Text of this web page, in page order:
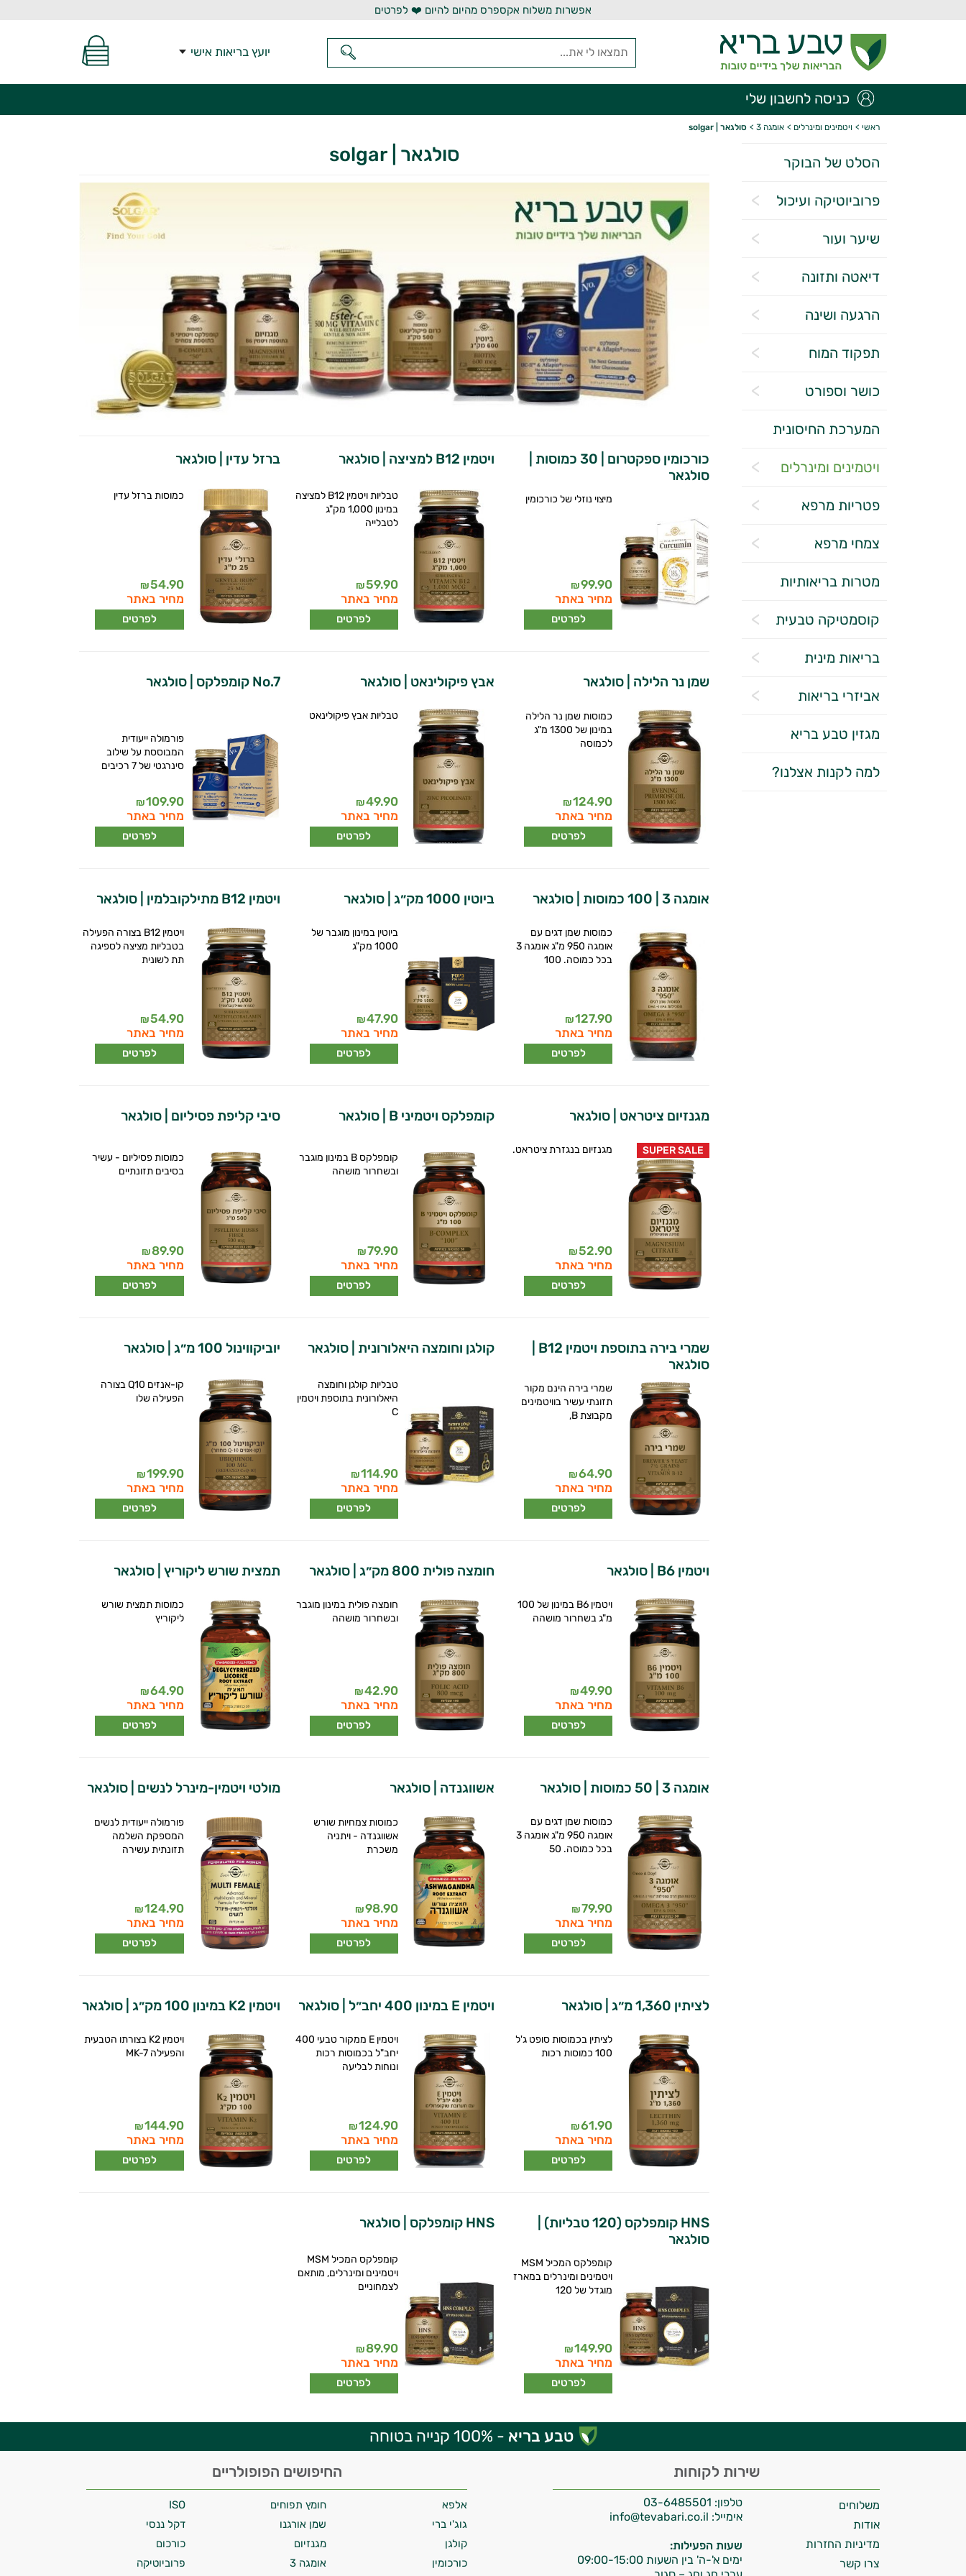
אפשרות משלוח אקספרס מהיום להיום ❤️ לפרטים
יועץ בריאות אישי
כניסה לחשבון שלי
ראשי > ויטמינים ומינרלים > אומגה 3 > סולגאר | solgar
הסלט של הבוקר
פרוביוטיקה ועיכול
שיער ועור
דיאטה ותזונה
הרגעה ושינה
תפקוד המוח
כושר וספורט
המערכת החיסונית
ויטמינים ומינרלים
פטריות מרפא
צמחי מרפא
מטרות בריאותיות
קוסמטיקה טבעית
בריאות מינית
אביזרי בריאות
מגזין טבע בריא
למה לקנות אצלנו?
סולגאר | solgar
כורכומין ספקטרום | 30 כמוסות |
סולגאר
מיצוי נוזלי של כורכומין
99.90
₪
מחיר באתר
לפרטים
ויטמין B12 למציצה | סולגאר
טבליות ויטמין B12 למציצה
במינון 1,000 מק"ג
לטבלייה
59.90
₪
מחיר באתר
לפרטים
ברזל עדין | סולגאר
כמוסות ברזל עדין
54.90
₪
מחיר באתר
לפרטים
שמן נר הלילה | סולגאר
כמוסות שמן נר הלילה
במינון של 1300 מ"ג
לכמוסה
124.90
₪
מחיר באתר
לפרטים
אבץ פיקולינאט | סולגאר
טבליות אבץ פיקולינאט
49.90
₪
מחיר באתר
לפרטים
No.7 קומפלקס | סולגאר
פורמולה ייעודית
המבוססת על שילוב
סינרגטי של 7 רכיבים
109.90
₪
מחיר באתר
לפרטים
אומגה 3 | 100 כמוסות | סולגאר
כמוסות שמן דגים עם
אומגה 950 מ"ג אומגה 3
בכל כמוסה. 100
127.90
₪
מחיר באתר
לפרטים
ביוטין 1000 מק״ג | סולגאר
ביוטין במינון מוגבר של
1000 מק"ג
47.90
₪
מחיר באתר
לפרטים
ויטמין B12 מתילקובלמין | סולגאר
ויטמין B12 בצורה הפעילה
בטבליות מציצה לספיגה
תת לשונית
54.90
₪
מחיר באתר
לפרטים
מגנזיום ציטראט | סולגאר
SUPER SALE מגנזיום בנגזרת ציטראט.
52.90
₪
מחיר באתר
לפרטים
קומפלקס ויטמיני B | סולגאר
קומפלקס B במינון מוגבר
ובשחרור מושהה
79.90
₪
מחיר באתר
לפרטים
סיבי קליפת פסיליום | סולגאר
כמוסות פסיליום - עשיר
בסיבים תזונתיים
89.90
₪
מחיר באתר
לפרטים
סולגאר
שמרי בירה הינם מקור
תזונתי עשיר בוויטמינים
מקבוצת B,
64.90
₪
מחיר באתר
לפרטים
קולגן וחומצה היאלורונית | סולגאר
טבליות קולגן וחומצה
היאלורונית בתוספת ויטמין
C
114.90
₪
מחיר באתר
לפרטים
יוביקווינול 100 מ״ג | סולגאר
קו-אנזים Q10 בצורה
הפעילה שלו
199.90
₪
מחיר באתר
לפרטים
ויטמין B6 | סולגאר
ויטמין B6 במינון של 100
מ"ג בשחרור מושהה
49.90
₪
מחיר באתר
לפרטים
חומצה פולית 800 מק״ג | סולגאר
חומצה פולית במינון מוגבר
ובשחרור מושהה
42.90
₪
מחיר באתר
לפרטים
תמצית שורש ליקוריץ | סולגאר
כמוסות תמצית שורש
ליקוריץ
64.90
₪
מחיר באתר
לפרטים
אומגה 3 | 50 כמוסות | סולגאר
כמוסות שמן דגים עם
אומגה 950 מ"ג אומגה 3
בכל כמוסה. 50
79.90
₪
מחיר באתר
לפרטים
אשווגנדה | סולגאר
כמוסות צמחיות שורש
אשווגנדה - ויתניה
משכרת
98.90
₪
מחיר באתר
לפרטים
מולטי ויטמין-מינרל לנשים | סולגאר
פורמולה ייעודית לנשים
המספקת השלמה
תזונתית עשירה
124.90
₪
מחיר באתר
לפרטים
לציתין 1,360 מ״ג | סולגאר
לציתין בכמוסות סופט ג'ל
100 כמוסות רכות
61.90
₪
מחיר באתר
לפרטים
ויטמין E במינון 400 יחב״ל | סולגאר
ויטמין E ממקור טבעי 400
יחב"ל בכמוסות רכות
ונוחות לבליעה
124.90
₪
מחיר באתר
לפרטים
ויטמין K2 במינון 100 מק״ג | סולגאר
ויטמין K2 בצורתו הטבעית
והפעילה MK-7
144.90
₪
מחיר באתר
לפרטים
HNS קומפלקס (120 טבליות) |
סולגאר
קומפלקס המכיל MSM
ויטמינים ומינרלים במארז
מוגדל של 120
149.90
₪
מחיר באתר
לפרטים
HNS קומפלקס | סולגאר
קומפלקס המכיל MSM
ויטמינים ומינרלים, מותאם
לצמחוניים
89.90
₪
מחיר באתר
לפרטים
טבע בריא - 100% קנייה בטוחה
שירות לקוחות
טלפון: 03-6485501
אימייל:
שעות הפעילות:
ימים א'-ה' בין השעות 09:00-15:00
משלוחים
אודות
מדיניות החזרות
צרו קשר
החיפושים הפופולריים
אלפא חומץ תפוחים
ISO
גוג'י ברי
שמן אורגנו
דקל ננסי
קולגן
מגנזיום
כורכום
כורכומין
אומגה 3 פרוביוטיקה
התשובות שלי מבוססות על מאגרי מידע קליניים
וספרות מקצועית בתחומי הרפואה הטבעית
ותזונת הספורט.
אני כאן כדי לעזור לך להתאים את תוספי